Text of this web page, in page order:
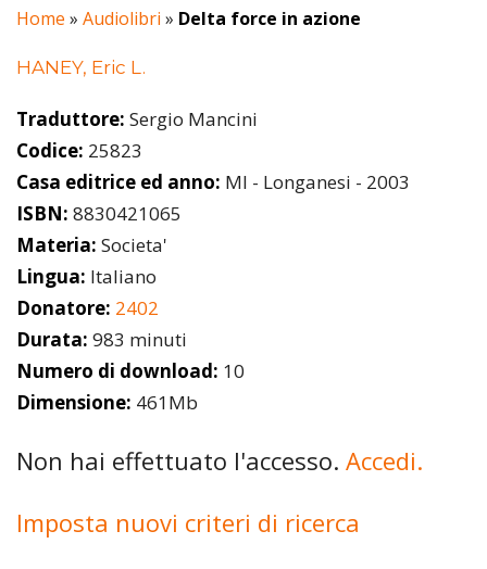
Home » Audiolibri » Delta force in azione
HANEY, Eric L.
Traduttore: Sergio Mancini
Codice: 25823
Casa editrice ed anno: MI - Longanesi - 2003
ISBN: 8830421065
Materia: Societa'
Lingua: Italiano
Donatore: 2402
Durata: 983 minuti
Numero di download: 10
Dimensione: 461Mb
Non hai effettuato l'accesso. Accedi.
Imposta nuovi criteri di ricerca